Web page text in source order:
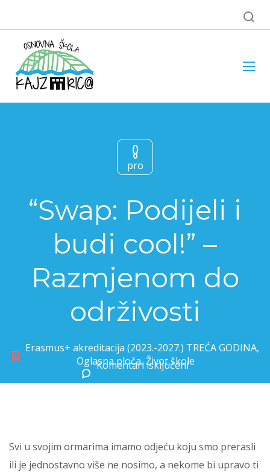
8
pro
“Swap: Podijeli i
budi cool!” –
Razmjenom do
održivosti
Erasmus+ akreditacija (2023.-2027.) TREĆA GODINA,
Oglasna ploča,Život škole
Komentari isključeni
Svi u svojim ormarima imamo odjeću koju smo prerasli
ili je jednostavno više ne nosimo, a nekome bi upravo ti